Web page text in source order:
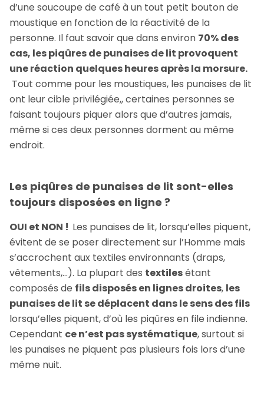
d’une soucoupe de café à un tout petit bouton de
moustique en fonction de la réactivité de la
personne. Il faut savoir que dans environ 70% des
cas, les piqûres de punaises de lit provoquent
une réaction quelques heures après la morsure.
Tout comme pour les moustiques, les punaises de lit
ont leur cible privilégiée,, certaines personnes se
faisant toujours piquer alors que d’autres jamais,
même si ces deux personnes dorment au même
endroit.
Les piqûres de punaises de lit sont-elles
toujours disposées en ligne ?
OUI et NON ! Les punaises de lit, lorsqu’elles piquent,
évitent de se poser directement sur l’Homme mais
s’accrochent aux textiles environnants (draps,
vêtements,...). La plupart des textilesétant
composés de fils disposés en lignes droites, les
punaises de lit se déplacent dans le sens des fils
lorsqu’elles piquent, d’où les piqûres en file indienne.
Cependant ce n’est pas systématique, surtout si
les punaises ne piquent pas plusieurs fois lors d’une
même nuit.